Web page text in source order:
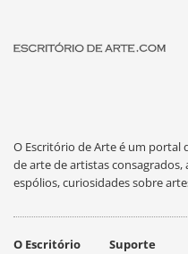
O Escritório de Arte é um portal
de arte de artistas
espólios, curiosidades sobre
O Escritório Suporte